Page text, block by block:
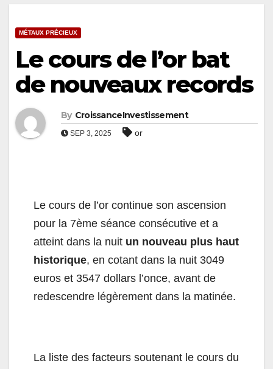
MÉTAUX PRÉCIEUX
Le cours de l’or bat
de nouveaux records
By CroissanceInvestissement
SEP 3, 2025 or
Le cours de l’or continue son ascension
pour la 7ème séance consécutive et a
atteint dans la nuit un nouveau plus haut
historique, en cotant dans la nuit 3049
euros et 3547 dollars l’once, avant de
redescendre légèrement dans la matinée.
La liste des facteurs soutenant le cours du